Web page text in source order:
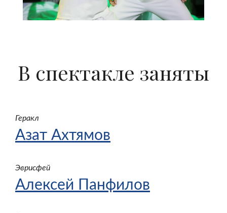
В спектакле заняты
Геракл
Азат Ахтямов
Эврисфей
Алексей Панфилов